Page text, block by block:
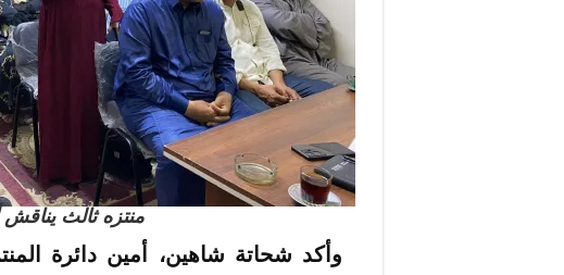
منتزه ثالث يناقش
وأكد شحاتة شاهين، أمين دائرة